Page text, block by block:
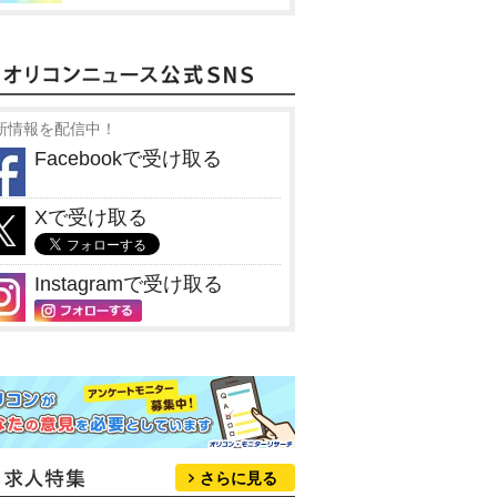
情報を配信中！
Facebookで受け取る
Xで受け取る
Instagramで受け取る
さらに見る